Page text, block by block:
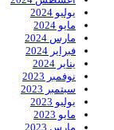
يوليو 2024
مايو 2024
مارس 2024
فبراير 2024
يناير 2024
نوفمبر 2023
سبتمبر 2023
يوليو 2023
مايو 2023
مارس 2023